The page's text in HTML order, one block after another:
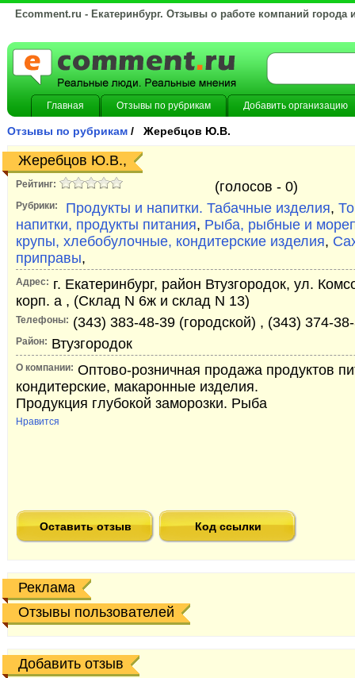
Ecomment.ru - Екатеринбург. Отзывы о работе компаний города
Главная Отзывы по рубрикам Добавить организацию
Отзывы по рубрикам / Жеребцов Ю.В.
Жеребцов Ю.В.,
Рейтинг: (голосов - 0)
Рубрики: Продукты и напитки. Табачные изделия,
напитки, продукты питания, Рыба, рыбные и
крупы, хлебобулочные, кондитерские изделия,
приправы,
Адрес: г. Екатеринбург, район Втузгородок, ул.
корп. а , (Склад N 6ж и склад N 13)
Телефоны: (343) 383-48-39 (городской) , (343) 374-
Район: Втузгородок
О компании: Оптово-розничная продажа продуктов
кондитерские, макаронные изделия.
Продукция глубокой заморозки. Рыба
Нравится
Оставить отзыв Код ссылки
Реклама
Отзывы пользователей
Добавить отзыв